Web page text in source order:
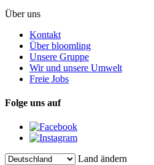
Über uns
Kontakt
Über bloomling
Unsere Gruppe
Wir und unsere Umwelt
Freie Jobs
Folge uns auf
Land ändern